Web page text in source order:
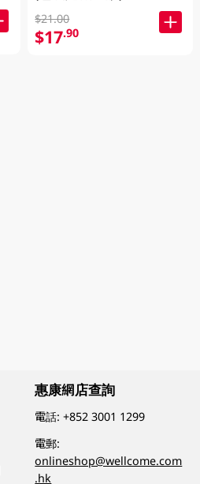
$21.00
$17.90
惠康網店查詢
電話:+852 3001 1299
電郵:
onlineshop@wellcome.com
.hk